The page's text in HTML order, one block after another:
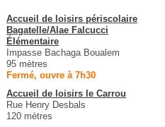
Accueil de loisirs périscolaire
Bagatelle/Alae Falcucci
Élémentaire
Impasse Bachaga Boualem
95 mètres
Fermé, ouvre à 7h30
Accueil de loisirs le Carrou
Rue Henry Desbals
120 mètres